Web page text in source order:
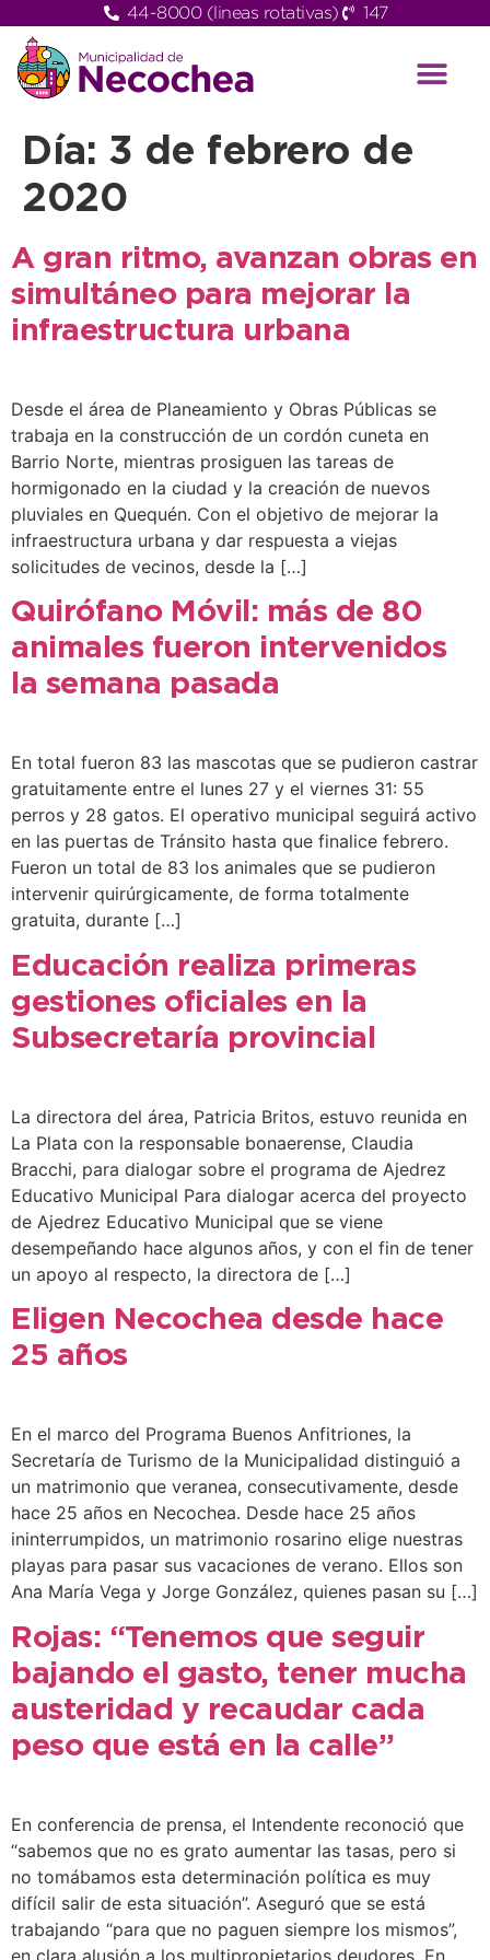
44-8000 (lineas rotativas) 147
Día: 3 de febrero de
2020
A gran ritmo, avanzan obras en
simultáneo para mejorar la
infraestructura urbana
Desde el área de Planeamiento y Obras Públicas se
trabaja en la construcción de un cordón cuneta en
Barrio Norte, mientras prosiguen las tareas de
hormigonado en la ciudad y la creación de nuevos
pluviales en Quequén. Con el objetivo de mejorar la
infraestructura urbana y dar respuesta a viejas
solicitudes de vecinos, desde la […]
Quirófano Móvil: más de 80
animales fueron intervenidos
la semana pasada
En total fueron 83 las mascotas que se pudieron castrar
gratuitamente entre el lunes 27 y el viernes 31: 55
perros y 28 gatos. El operativo municipal seguirá activo
en las puertas de Tránsito hasta que finalice febrero.
Fueron un total de 83 los animales que se pudieron
intervenir quirúrgicamente, de forma totalmente
gratuita, durante […]
Educación realiza primeras
gestiones oficiales en la
Subsecretaría provincial
La directora del área, Patricia Britos, estuvo reunida en
La Plata con la responsable bonaerense, Claudia
Bracchi, para dialogar sobre el programa de Ajedrez
Educativo Municipal Para dialogar acerca del proyecto
de Ajedrez Educativo Municipal que se viene
desempeñando hace algunos años, y con el fin de tener
un apoyo al respecto, la directora de […]
Eligen Necochea desde hace
25 años
En el marco del Programa Buenos Anfitriones, la
Secretaría de Turismo de la Municipalidad distinguió a
un matrimonio que veranea, consecutivamente, desde
hace 25 años en Necochea. Desde hace 25 años
ininterrumpidos, un matrimonio rosarino elige nuestras
playas para pasar sus vacaciones de verano. Ellos son
Ana María Vega y Jorge González, quienes pasan su […]
Rojas: “Tenemos que seguir
bajando el gasto, tener mucha
austeridad y recaudar cada
peso que está en la calle”
En conferencia de prensa, el Intendente reconoció que
“sabemos que no es grato aumentar las tasas, pero si
no tomábamos esta determinación política es muy
difícil salir de esta situación”. Aseguró que se está
trabajando “para que no paguen siempre los mismos”,
en clara alusión a los multipropietarios deudores. En